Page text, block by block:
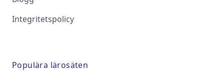
Integritetspolicy
Populära lärosäten